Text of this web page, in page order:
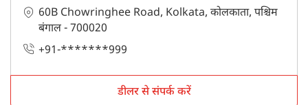
60B Chowringhee Road, Kolkata, कोलकाता, पश्चिम
बंगाल - 700020
+91-*******999
डीलर से संपर्क करें